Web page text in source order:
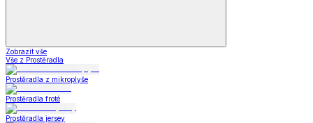
Zobrazit vše
Vše z Prostěradla
Prostěradla z mikroplyše
Prostěradla froté
Prostěradla jersey